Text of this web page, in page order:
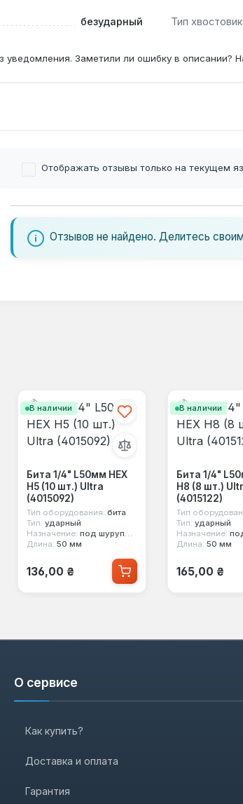
в автосервисе — от винтов 4 мм до
безударный Тип
уведомления. Заметили ли ошибку в
Отображать отзывы только на текущем
Отзывов не найдено. Делитесь
В наличии
Бита 1/4" L50мм HEX
Н5 (10 шт.) Ultra
(4015092)
Тип оборудования: бита
Тип: ударный
Назначение: под шуруповерт, под ручной инструмент
Длина: 50 мм
Обычная цена:
136,00 ₴
В наличии
Бита 1/4"
Н8 (8 шт.)
(4015122)
Тип
Тип: ударный
Назначение: под
Длина: 50 мм
Обычная
165,00 ₴
О сервисе
Как купить?
Доставка и оплата
Гарантия